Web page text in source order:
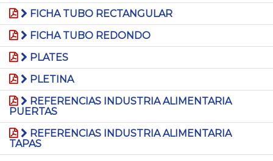
FICHA TUBO RECTANGULAR
FICHA TUBO REDONDO
PLATES
PLETINA
REFERENCIAS INDUSTRIA ALIMENTARIA
PUERTAS
REFERENCIAS INDUSTRIA ALIMENTARIA
TAPAS